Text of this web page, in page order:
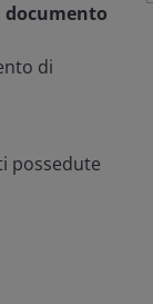
di
possedute